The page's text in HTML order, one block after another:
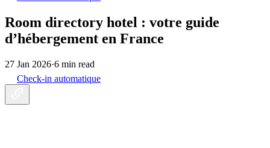
Room directory hotel : votre guide
d’hébergement en France
27 Jan 2026·6 min read
Check-in automatique